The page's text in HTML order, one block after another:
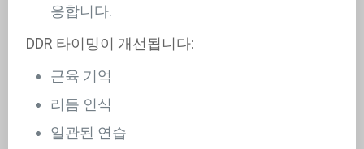
응합니다.
DDR 타이밍이 개선됩니다:
근육 기억
리듬 인식
일관된 연습